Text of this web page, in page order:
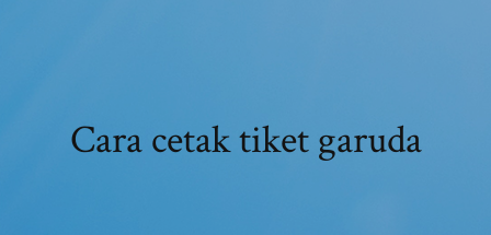
Cara cetak tiket garuda